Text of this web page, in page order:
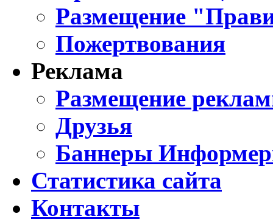
Размещение
Пожертвования
Реклама
Размещение
Друзья
Баннеры
Статистика сайта
Контакты